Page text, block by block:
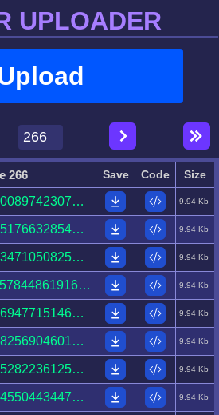
UPLOADER
266 Save Code Size
25782210257800897423079526401723276574567430605421.html 9.94 Kb
00464430975551766328544214023565042456743665376927.html 9.94 Kb
96045289460234710508250641219692942969623123003019.html 9.94 Kb
91136103069457844861916481363181944408778235951741.html 9.94 Kb
00234475138969477151460454507947008128835757782777.html 9.94 Kb
98568907410982569046015256785644802147630581713330.html 9.94 Kb
74870141923452822361251579188775319510874036157552.html 9.94 Kb
87239197752945504434470659546166467079394547076176.html 9.94 Kb